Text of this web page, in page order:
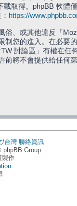
載取得。phpBB 軟體
https://
、或其他違反「
您的進入。在必要
討論區」有權在任
將不會提供給任何
/台灣 聯絡資訊
Group
作